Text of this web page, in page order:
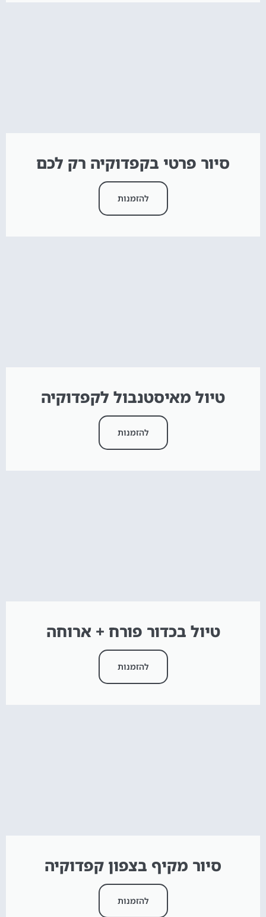
סיור פרטי בקפדוקיה רק לכם
להזמנות
טיול מאיסטנבול לקפדוקיה
להזמנות
טיול בכדור פורח + ארוחה
להזמנות
סיור מקיף בצפון קפדוקיה
להזמנות